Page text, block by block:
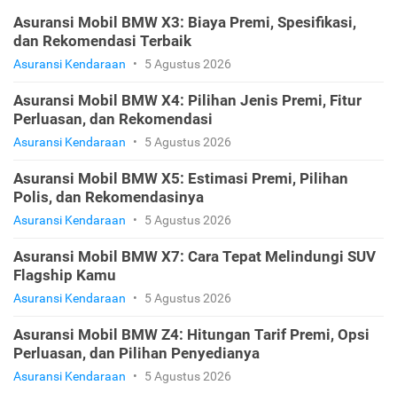
Asuransi Mobil BMW X3: Biaya Premi, Spesifikasi,
dan Rekomendasi Terbaik
Asuransi Kendaraan • 5 Agustus 2026
Asuransi Mobil BMW X4: Pilihan Jenis Premi, Fitur
Perluasan, dan Rekomendasi
Asuransi Kendaraan • 5 Agustus 2026
Asuransi Mobil BMW X5: Estimasi Premi, Pilihan
Polis, dan Rekomendasinya
Asuransi Kendaraan • 5 Agustus 2026
Asuransi Mobil BMW X7: Cara Tepat Melindungi SUV
Flagship Kamu
Asuransi Kendaraan • 5 Agustus 2026
Asuransi Mobil BMW Z4: Hitungan Tarif Premi, Opsi
Perluasan, dan Pilihan Penyedianya
Asuransi Kendaraan • 5 Agustus 2026